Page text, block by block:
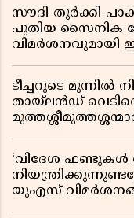
സൗദി-തുർക്കി-
പുതിയ സൈനിക
വിമർശനവുമായി
ടീച്ചറുടെ മുന്നിൽ
തായ്‌ലൻഡ്
‘വിദേശ ഫണ്ടുകൾ
യുഎസ്